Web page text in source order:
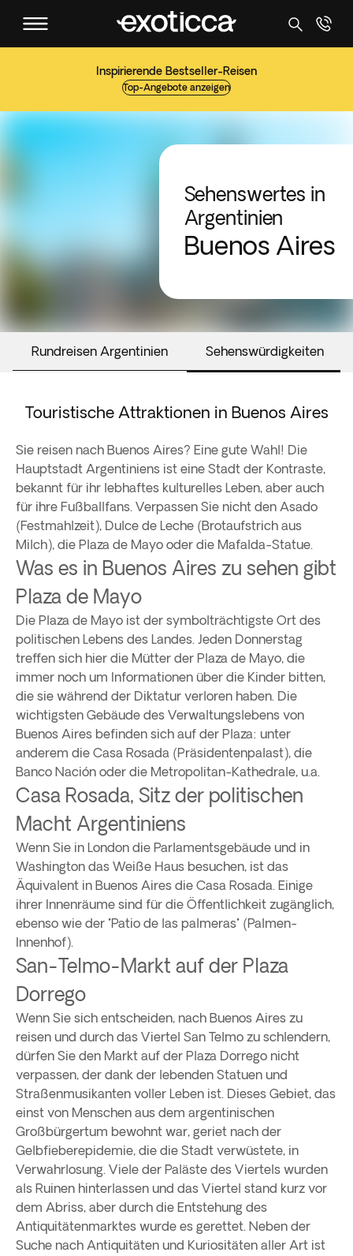
Inspirierende Bestseller-Reisen
Top-Angebote anzeigen
Sehenswertes in
Argentinien
Buenos Aires
Rundreisen Argentinien Sehenswürdigkeiten
Touristische Attraktionen in Buenos Aires
Sie reisen nach Buenos Aires? Eine gute Wahl! Die
Hauptstadt Argentiniens ist eine Stadt der Kontraste,
bekannt für ihr lebhaftes kulturelles Leben, aber auch
für ihre Fußballfans. Verpassen Sie nicht den Asado
(Festmahlzeit), Dulce de Leche (Brotaufstrich aus
Milch), die Plaza de Mayo oder die Mafalda-Statue.
Was es in Buenos Aires zu sehen gibt
Plaza de Mayo
Die Plaza de Mayo ist der symbolträchtigste Ort des
politischen Lebens des Landes. Jeden Donnerstag
treffen sich hier die Mütter der Plaza de Mayo, die
immer noch um Informationen über die Kinder bitten,
die sie während der Diktatur verloren haben. Die
wichtigsten Gebäude des Verwaltungslebens von
Buenos Aires befinden sich auf der Plaza: unter
anderem die Casa Rosada (Präsidentenpalast), die
Banco Nación oder die Metropolitan-Kathedrale, u.a.
Casa Rosada, Sitz der politischen
Macht Argentiniens
Wenn Sie in London die Parlamentsgebäude und in
Washington das Weiße Haus besuchen, ist das
Äquivalent in Buenos Aires die Casa Rosada. Einige
ihrer Innenräume sind für die Öffentlichkeit zugänglich,
ebenso wie der "Patio de las palmeras" (Palmen-
Innenhof).
San-Telmo-Markt auf der Plaza
Dorrego
Wenn Sie sich entscheiden, nach Buenos Aires zu
reisen und durch das Viertel San Telmo zu schlendern,
dürfen Sie den Markt auf der Plaza Dorrego nicht
verpassen, der dank der lebenden Statuen und
Straßenmusikanten voller Leben ist. Dieses Gebiet, das
einst von Menschen aus dem argentinischen
Großbürgertum bewohnt war, geriet nach der
Gelbfieberepidemie, die die Stadt verwüstete, in
Verwahrlosung. Viele der Paläste des Viertels wurden
als Ruinen hinterlassen und das Viertel stand kurz vor
dem Abriss, aber durch die Entstehung des
Antiquitätenmarktes wurde es gerettet. Neben der
Suche nach Antiquitäten und Kuriositäten aller Art ist